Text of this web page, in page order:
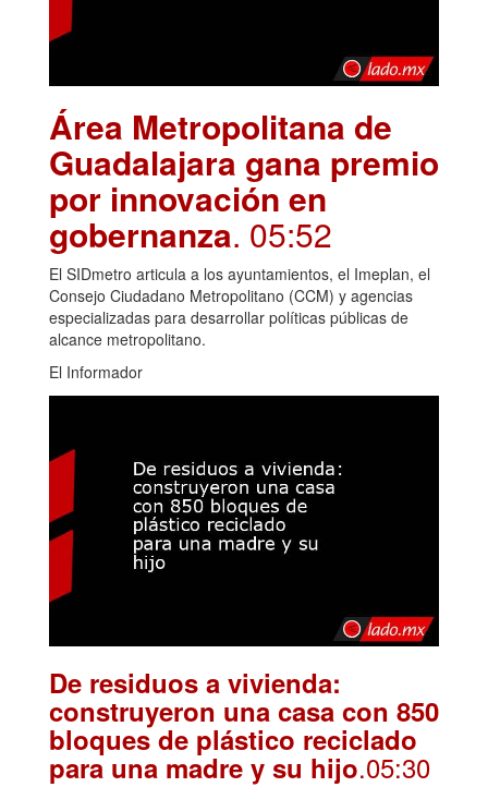
Área Metropolitana de
Guadalajara gana premio
por innovación en
gobernanza. 05:52
El SIDmetro articula a los ayuntamientos, el Imeplan, el
Consejo Ciudadano Metropolitano (CCM) y agencias
especializadas para desarrollar políticas públicas de
alcance metropolitano.
El Informador
De residuos a vivienda:
construyeron una casa con 850
bloques de plástico reciclado
para una madre y su hijo.05:30